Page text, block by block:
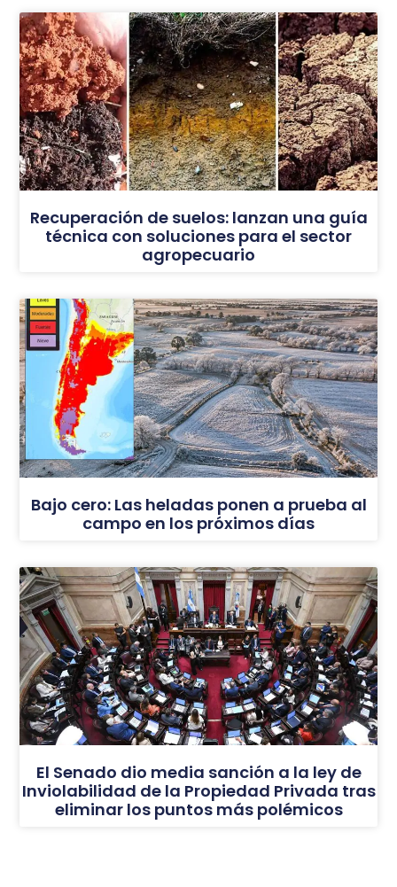
Recuperación de suelos: lanzan una guía
técnica con soluciones para el sector
agropecuario
Bajo cero: Las heladas ponen a prueba al
campo en los próximos días
El Senado dio media sanción a la ley de
Inviolabilidad de la Propiedad Privada tras
eliminar los puntos más polémicos